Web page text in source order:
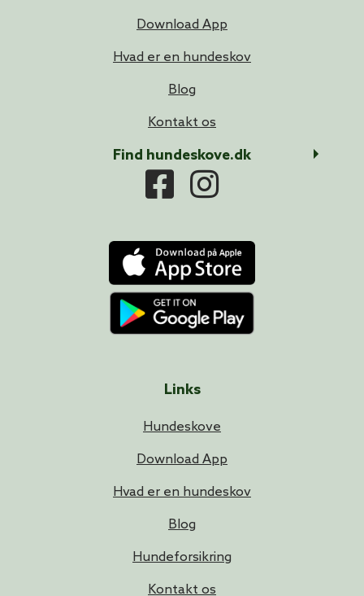
Links
Hundeskove
Download App
Hvad er en hundeskov
Blog
Hundeforsikring
Kontakt os
Download App
Hvad er en hundeskov
Blog
Kontakt os
Find hundeskove.dk